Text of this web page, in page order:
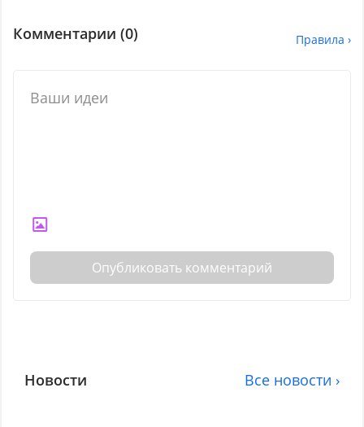
Комментарии (0) Правила ›
Опубликовать комментарий
Новости Все новости ›